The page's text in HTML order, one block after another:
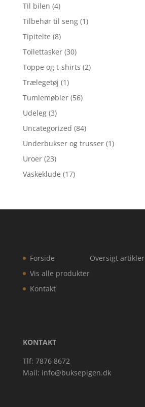
Til bilen (4)
Tilbehør til seng (1)
Tipitelte (8)
Toilettasker (30)
Toppe og t-shirts (2)
Trælegetøj (1)
Tumlemøbler (56)
Udeleg (3)
Uncategorized (84)
Underbukser og trusser (1)
Uroer (23)
Vaskeklude (17)
Forside
Vis alle produkter
Kontakt
Oversigt artikler
KONTAKT
Tlf: 7876 8672
Mail: info@buksepigen.dk